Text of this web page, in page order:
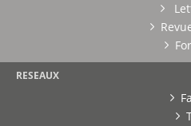
RESEAUX